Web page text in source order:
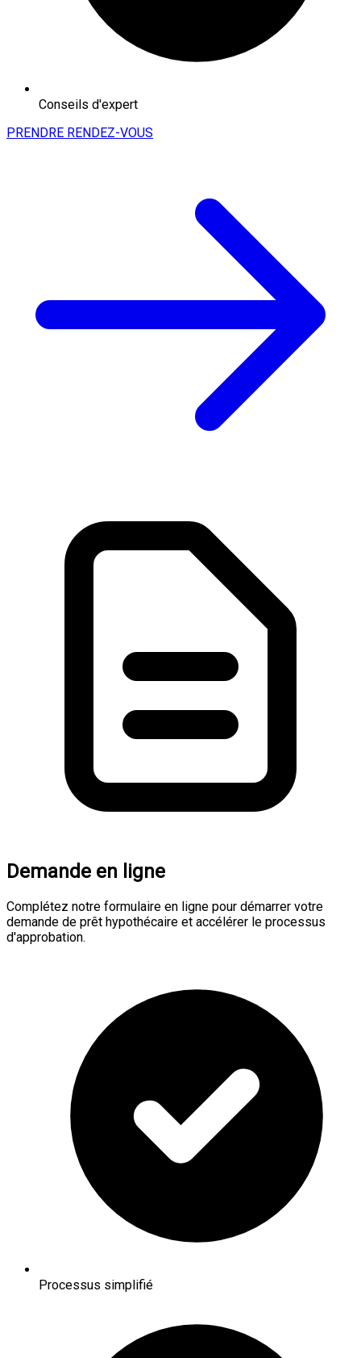
Conseils d'expert
PRENDRE RENDEZ-VOUS
Demande en ligne
Complétez notre formulaire en ligne pour démarrer votre
demande de prêt hypothécaire et accélérer le processus
d'approbation.
Processus simplifié